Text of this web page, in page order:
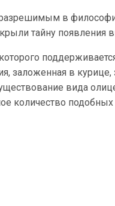
в
тайну появления
заложенная в курице,
вида
количество подобных